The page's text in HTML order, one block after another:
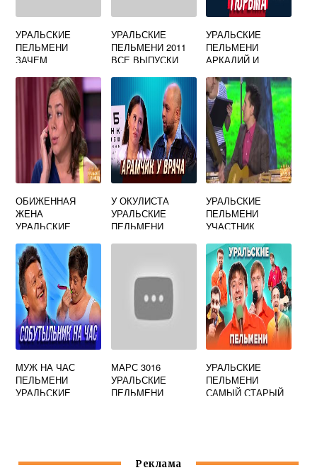
УРАЛЬСКИЕ
ПЕЛЬМЕНИ
ЗАЧЕМ
УРАЛЬСКИЕ
ПЕЛЬМЕНИ 2011
ВСЕ ВЫПУСКИ
ОНЛАЙН
БЕСПЛАТНО
УРАЛЬСКИЕ
ПЕЛЬМЕНИ
АРКАДИЙ И
ОБИЖЕННАЯ
ЖЕНА
УРАЛЬСКИЕ
У ОКУЛИСТА
УРАЛЬСКИЕ
ПЕЛЬМЕНИ
УРАЛЬСКИЕ
ПЕЛЬМЕНИ
УЧАСТНИК
МУЖ НА ЧАС
ПЕЛЬМЕНИ
УРАЛЬСКИЕ
МАРС 3016
УРАЛЬСКИЕ
ПЕЛЬМЕНИ
УРАЛЬСКИЕ
ПЕЛЬМЕНИ
САМЫЙ СТАРЫЙ
Реклама